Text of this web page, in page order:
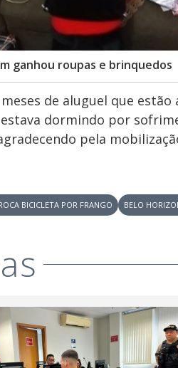
ganhou roupas e brinquedos
de aluguel que
dormindo por
pela
BICICLETA POR FRANGO BELO